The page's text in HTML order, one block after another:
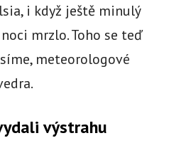
i když ještě minulý
mrzlo. Toho se teď
meteorologové
výstrahu